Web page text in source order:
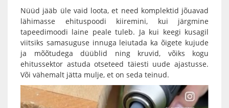
Nüüd jääb üle vaid loota, et need komplektid jõuavad
lähimasse ehituspoodi kiiremini, kui järgmine
tapeedimoodi laine peale tuleb. Ja kui keegi kusagil
viitsiks samasuguse innuga leiutada ka õigete kujude
ja mõõtudega düüblid ning kruvid, võiks kogu
ehitussektor astuda otseteed täiesti uude ajastusse.
Või vähemalt jätta mulje, et on seda teinud.